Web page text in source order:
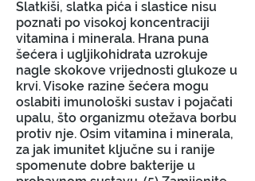
Slatkiši, slatka pića i slastice nisu
poznati po visokoj koncentraciji
vitamina i minerala. Hrana puna
šećera i ugljikohidrata uzrokuje
nagle skokove vrijednosti glukoze u
krvi. Visoke razine šećera mogu
oslabiti imunološki sustav i pojačati
upalu, što organizmu otežava borbu
protiv nje. Osim vitamina i minerala,
za jak imunitet ključne su i ranije
spomenute dobre bakterije u